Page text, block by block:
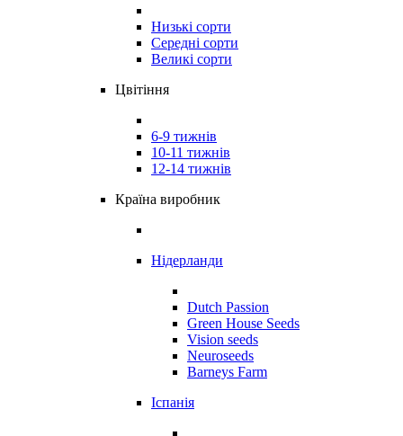
Низькі сорти
Середні сорти
Великі сорти
Цвітіння
6-9 тижнів
10-11 тижнів
12-14 тижнів
Країна виробник
Нідерланди
Dutch Passion
Green House Seeds
Vision seeds
Neuroseeds
Barneys Farm
Іспанія